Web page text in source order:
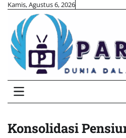
Skip
content
Kamis, Agustus 6, 2026
Konsolidasi